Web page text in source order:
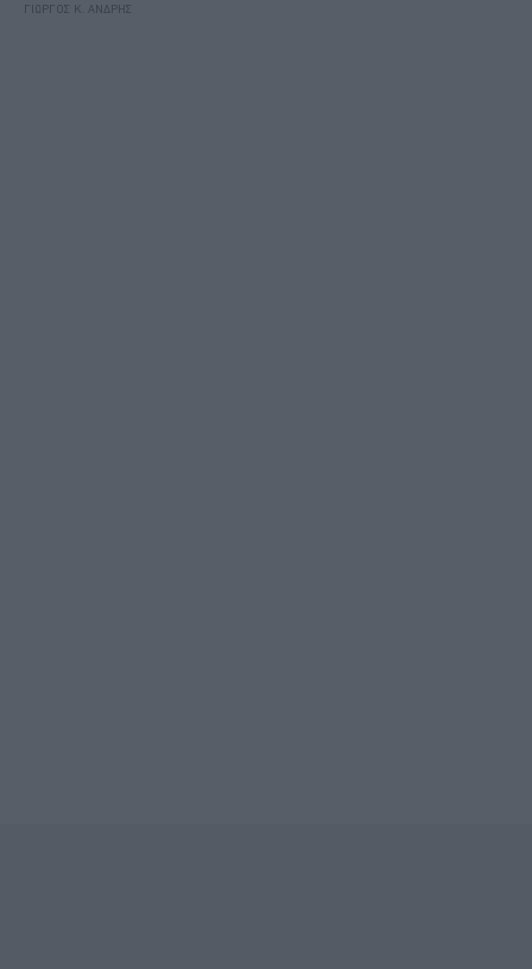
ΓΙΩΡΓΟΣ Κ. ΑΝΔΡΗΣ